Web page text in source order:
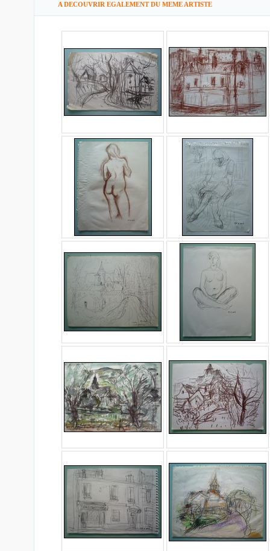
A DECOUVRIR EGALEMENT DU MEME ARTISTE